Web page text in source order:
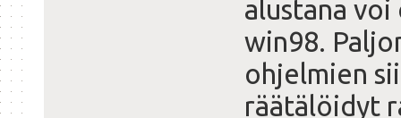
alustana
win98.
ohjelmien
räätälöidyt